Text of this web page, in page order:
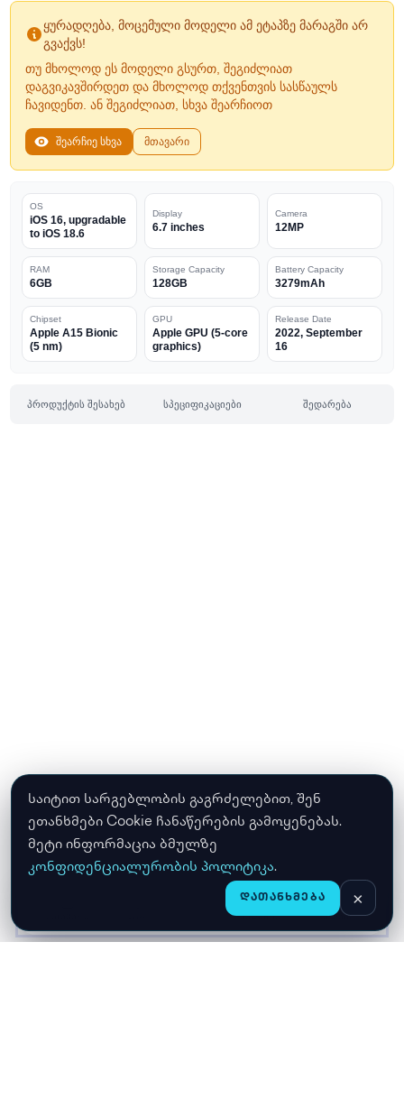
საიტით სარგებლობის გაგრძელებით, შენ
ეთანხმები Cookie ჩანაწერების გამოყენებას.
მეტი ინფორმაცია ბმულზე
კონფიდენციალურობის პოლიტიკა.
ᲓᲐᲗᲐᲜᲮᲛᲔᲑᲐ ×
ᲛᲐᲦᲐᲖᲘᲐ ᲙᲐᲚᲐᲗᲐ